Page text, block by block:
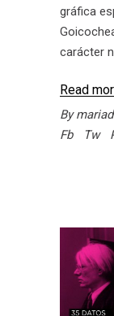
gráfica
carácter
Read
By
Fb
Tw